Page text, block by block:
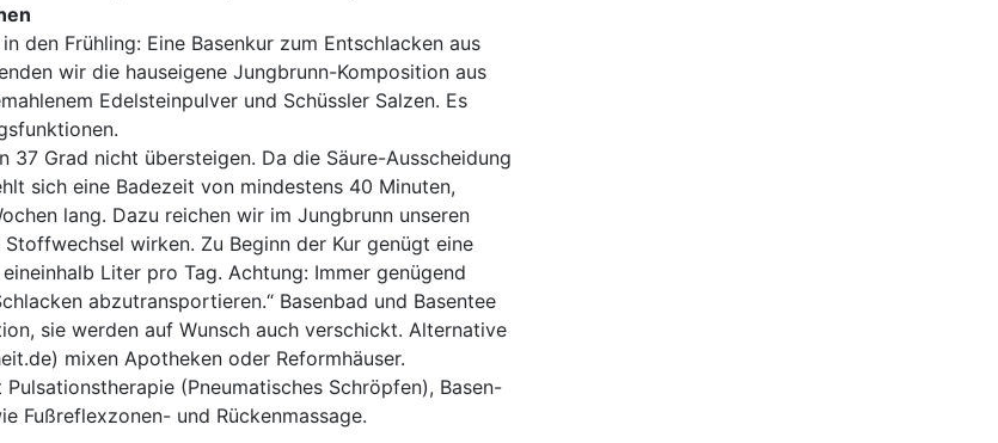
den Frühling: Eine Basenkur zum Entschlacken aus
wir die hauseigene Jungbrunn-Komposition aus
Edelsteinpulver und Schüssler Salzen. Es
Grad nicht übersteigen. Da die Säure-Ausscheidung
sich eine Badezeit von mindestens 40 Minuten,
lang. Dazu reichen wir im Jungbrunn unseren
wirken. Zu Beginn der Kur genügt eine
Liter pro Tag. Achtung: Immer genügend
abzutransportieren.“ Basenbad und Basentee
sie werden auf Wunsch auch verschickt. Alternative
mixen Apotheken oder Reformhäuser.
(Pneumatisches Schröpfen), Basen-
Fußreflexzonen- und Rückenmassage.